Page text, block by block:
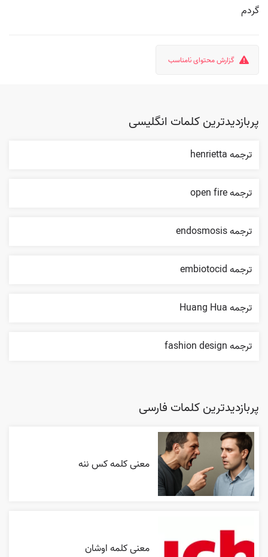
گردم
گزارش محتوای نامناسب
پربازدیدترین کلمات انگلیسی
ترجمه henrietta
ترجمه open fire
ترجمه endosmosis
ترجمه embiotocid
ترجمه Huang Hua
ترجمه fashion design
پربازدیدترین کلمات فارسی
معنی کلمه کس ننه
معنی کلمه اوشان